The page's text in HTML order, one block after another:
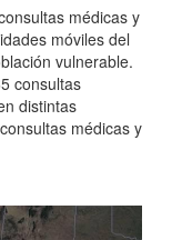
médicas y
móviles del
vulnerable.
consultas
distintas
médicas y